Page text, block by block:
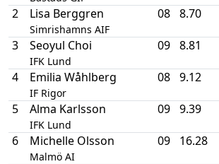
2 Lisa Berggren
Simrishamns AIF
08 8.70
3 Seoyul Choi
IFK Lund
09 8.81
4 Emilia Wåhlberg
IF Rigor
08 9.12
5 Alma Karlsson
IFK Lund
09 9.39
6 Michelle Olsson
Malmö AI
09 16.28